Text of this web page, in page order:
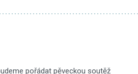
pořádat pěveckou soutěž